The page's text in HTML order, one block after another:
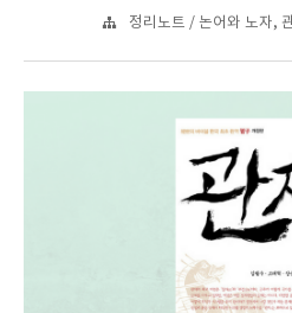
정리노트 / 논어와 노자,